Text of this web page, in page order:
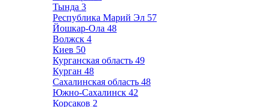
Тында 3
Республика Марий Эл 57
Йошкар-Ола 48
Волжск 4
Киев 50
Курганская область 49
Курган 48
Сахалинская область 48
Южно-Сахалинск 42
Корсаков 2